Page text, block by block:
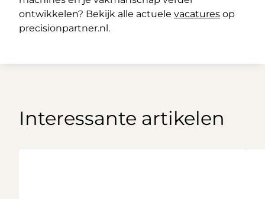
ontwikkelen? Bekijk alle actuele vacatures op
precisionpartner.nl.
Interessante artikelen